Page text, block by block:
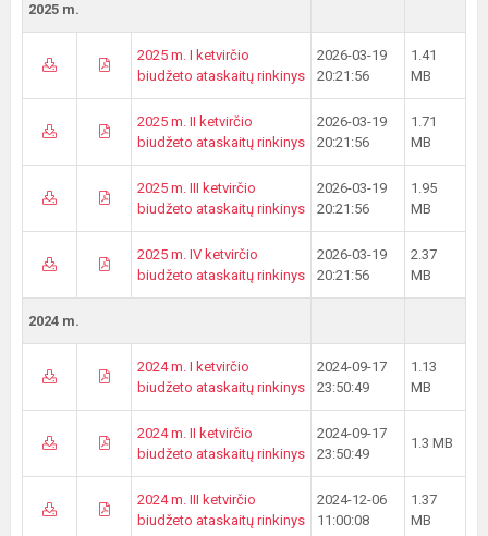
2025 m.
2025 m. I ketvirčio
biudžeto ataskaitų rinkinys
2026-03-19
20:21:56
1.41
MB
2025 m. II ketvirčio
biudžeto ataskaitų rinkinys
2026-03-19
20:21:56
1.71
MB
2025 m. III ketvirčio
biudžeto ataskaitų rinkinys
2026-03-19
20:21:56
1.95
MB
2025 m. IV ketvirčio
biudžeto ataskaitų rinkinys
2026-03-19
20:21:56
2.37
MB
2024 m.
2024 m. I ketvirčio
biudžeto ataskaitų rinkinys
2024-09-17
23:50:49
1.13
MB
2024 m. II ketvirčio
biudžeto ataskaitų rinkinys
2024-09-17
23:50:49
1.3 MB
2024 m. III ketvirčio
biudžeto ataskaitų rinkinys
2024-12-06
11:00:08
1.37
MB